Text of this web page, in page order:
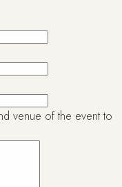
venue of the event to